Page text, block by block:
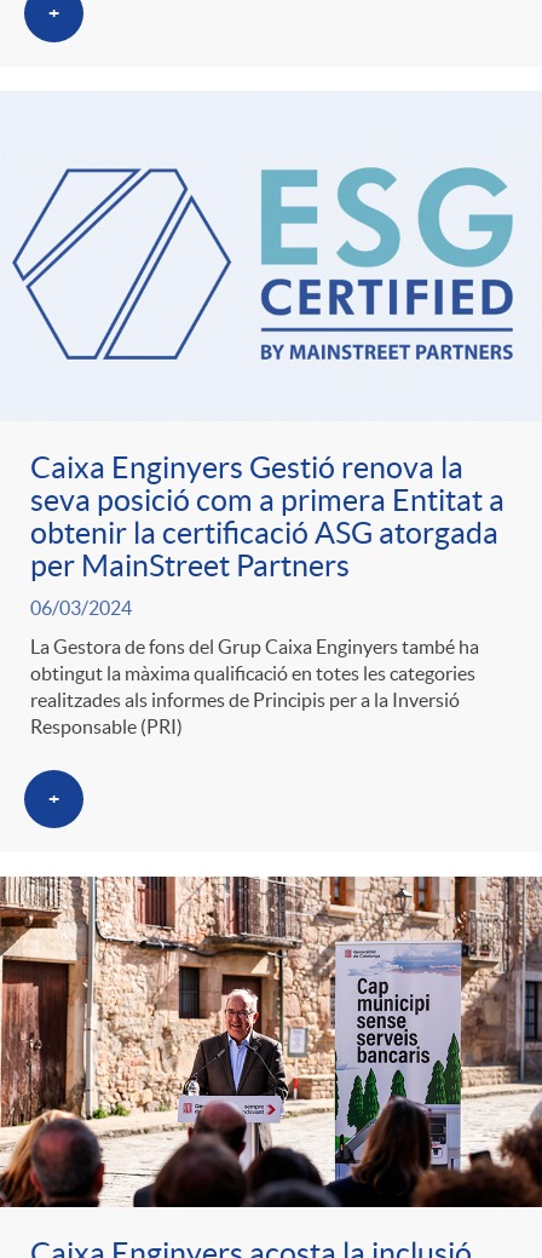
+
Caixa Enginyers Gestió renova la
seva posició com a primera Entitat a
obtenir la certificació ASG atorgada
per MainStreet Partners
06/03/2024
La Gestora de fons del Grup Caixa Enginyers també ha
obtingut la màxima qualificació en totes les categories
realitzades als informes de Principis per a la Inversió
Responsable (PRI)
+